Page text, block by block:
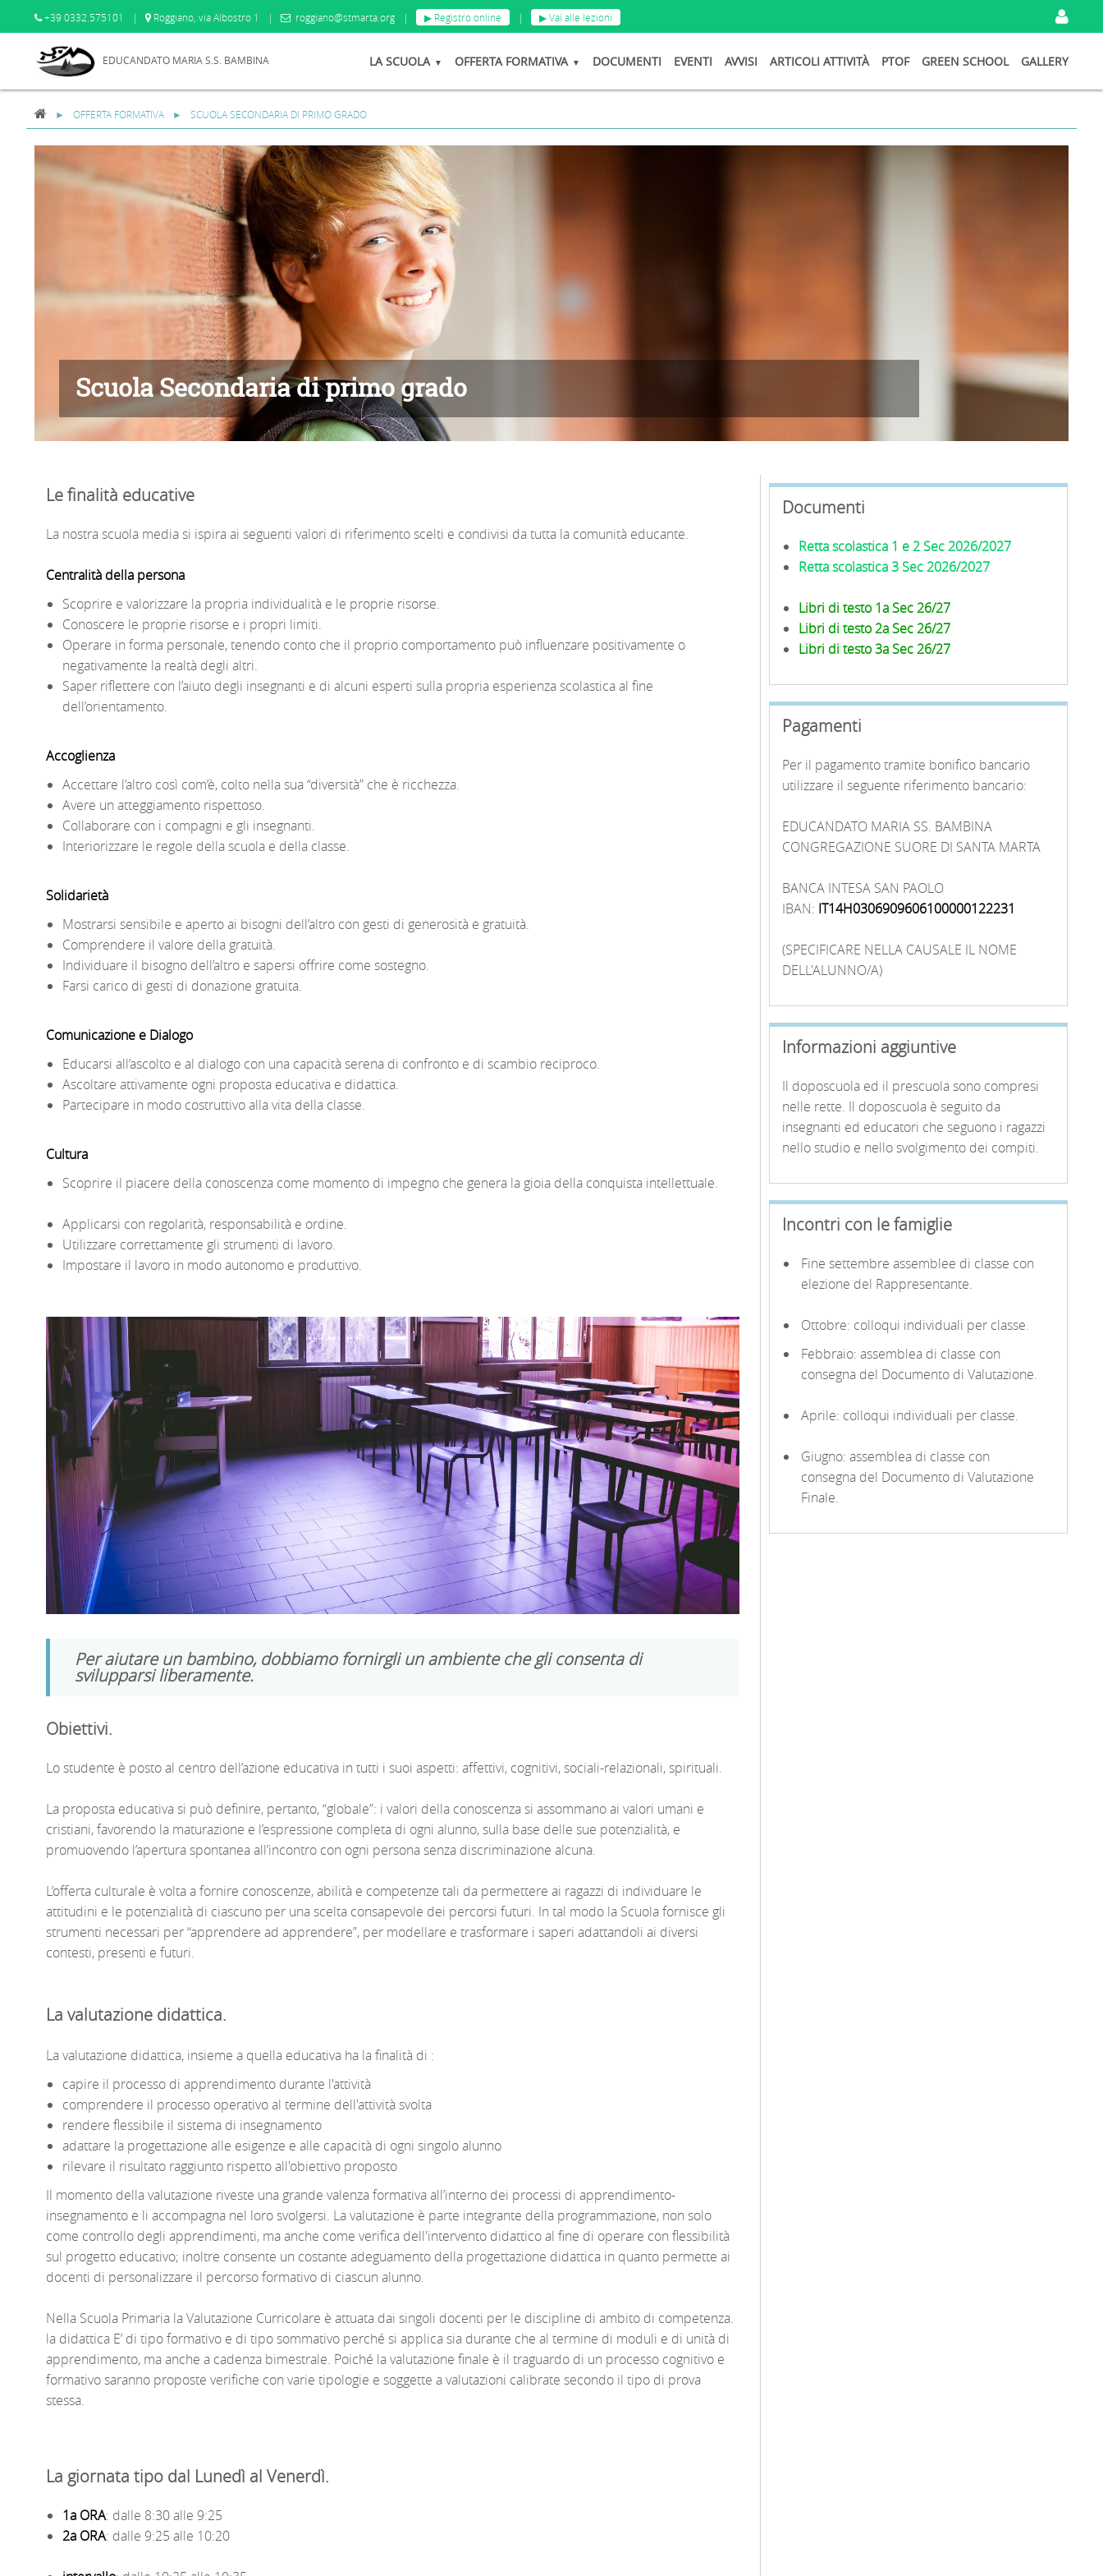
+39 0332.575101 | Roggiano, via Albostro 1 | roggiano@stmarta.org | ▶ Registro online | ▶ Vai alle lezioni
EDUCANDATO MARIA S.S. BAMBINA LA SCUOLA OFFERTA FORMATIVA DOCUMENTI EVENTI AVVISI ARTICOLI ATTIVITÀ PTOF GREEN SCHOOL GALLERY
OFFERTA FORMATIVA SCUOLA SECONDARIA DI PRIMO GRADO
Scuola Secondaria di primo grado
Le finalità educative
La nostra scuola media si ispira ai seguenti valori di riferimento scelti e condivisi da tutta la comunità educante.
Centralità della persona
Scoprire e valorizzare la propria individualità e le proprie risorse.
Conoscere le proprie risorse e i propri limiti.
Operare in forma personale, tenendo conto che il proprio comportamento può influenzare positivamente o
negativamente la realtà degli altri.
Saper riflettere con l’aiuto degli insegnanti e di alcuni esperti sulla propria esperienza scolastica al fine
dell’orientamento.
Accoglienza
Accettare l’altro così com’è, colto nella sua “diversità” che è ricchezza.
Avere un atteggiamento rispettoso.
Collaborare con i compagni e gli insegnanti.
Interiorizzare le regole della scuola e della classe.
Solidarietà
Mostrarsi sensibile e aperto ai bisogni dell’altro con gesti di generosità e gratuità.
Comprendere il valore della gratuità.
Individuare il bisogno dell’altro e sapersi offrire come sostegno.
Farsi carico di gesti di donazione gratuita.
Comunicazione e Dialogo
Educarsi all’ascolto e al dialogo con una capacità serena di confronto e di scambio reciproco.
Ascoltare attivamente ogni proposta educativa e didattica.
Partecipare in modo costruttivo alla vita della classe.
Cultura
Scoprire il piacere della conoscenza come momento di impegno che genera la gioia della conquista intellettuale.
Applicarsi con regolarità, responsabilità e ordine.
Utilizzare correttamente gli strumenti di lavoro.
Impostare il lavoro in modo autonomo e produttivo.
Per aiutare un bambino, dobbiamo fornirgli un ambiente che gli consenta di
svilupparsi liberamente.
Obiettivi.
Lo studente è posto al centro dell’azione educativa in tutti i suoi aspetti: affettivi, cognitivi, sociali-relazionali, spirituali.
La proposta educativa si può definire, pertanto, “globale”: i valori della conoscenza si assommano ai valori umani e
cristiani, favorendo la maturazione e l’espressione completa di ogni alunno, sulla base delle sue potenzialità, e
promuovendo l’apertura spontanea all’incontro con ogni persona senza discriminazione alcuna.
L’offerta culturale è volta a fornire conoscenze, abilità e competenze tali da permettere ai ragazzi di individuare le
attitudini e le potenzialità di ciascuno per una scelta consapevole dei percorsi futuri. In tal modo la Scuola fornisce gli
strumenti necessari per “apprendere ad apprendere”, per modellare e trasformare i saperi adattandoli ai diversi
contesti, presenti e futuri.
La valutazione didattica.
La valutazione didattica, insieme a quella educativa ha la finalità di :
capire il processo di apprendimento durante l'attività
comprendere il processo operativo al termine dell'attività svolta
rendere flessibile il sistema di insegnamento
adattare la progettazione alle esigenze e alle capacità di ogni singolo alunno
rilevare il risultato raggiunto rispetto all'obiettivo proposto
Il momento della valutazione riveste una grande valenza formativa all’interno dei processi di apprendimento-
insegnamento e li accompagna nel loro svolgersi. La valutazione è parte integrante della programmazione, non solo
come controllo degli apprendimenti, ma anche come verifica dell'intervento didattico al fine di operare con flessibilità
sul progetto educativo; inoltre consente un costante adeguamento della progettazione didattica in quanto permette ai
docenti di personalizzare il percorso formativo di ciascun alunno.
Nella Scuola Primaria la Valutazione Curricolare è attuata dai singoli docenti per le discipline di ambito di competenza.
la didattica E’ di tipo formativo e di tipo sommativo perché si applica sia durante che al termine di moduli e di unità di
apprendimento, ma anche a cadenza bimestrale. Poiché la valutazione finale è il traguardo di un processo cognitivo e
formativo saranno proposte verifiche con varie tipologie e soggette a valutazioni calibrate secondo il tipo di prova
stessa.
La giornata tipo dal Lunedì al Venerdì.
1a ORA: dalle 8:30 alle 9:25
2a ORA: dalle 9:25 alle 10:20
Documenti
Retta scolastica 1 e 2 Sec 2026/2027
Retta scolastica 3 Sec 2026/2027
Libri di testo 1a Sec 26/27
Libri di testo 2a Sec 26/27
Libri di testo 3a Sec 26/27
Pagamenti
Per il pagamento tramite bonifico bancario
utilizzare il seguente riferimento bancario:
EDUCANDATO MARIA SS. BAMBINA
CONGREGAZIONE SUORE DI SANTA MARTA
BANCA INTESA SAN PAOLO
IBAN: IT14H0306909606100000122231
(SPECIFICARE NELLA CAUSALE IL NOME
DELL'ALUNNO/A)
Informazioni aggiuntive
Il doposcuola ed il prescuola sono compresi
nelle rette. Il doposcuola è seguito da
insegnanti ed educatori che seguono i ragazzi
nello studio e nello svolgimento dei compiti.
Incontri con le famiglie
Fine settembre assemblee di classe con
elezione del Rappresentante.
Ottobre: colloqui individuali per classe.
Febbraio: assemblea di classe con
consegna del Documento di Valutazione.
Aprile: colloqui individuali per classe.
Giugno: assemblea di classe con
consegna del Documento di Valutazione
Finale.